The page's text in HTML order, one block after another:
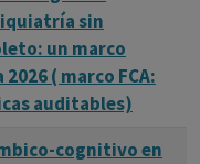
sin
un marco
( marco FCA:
auditables)
cognitivo en